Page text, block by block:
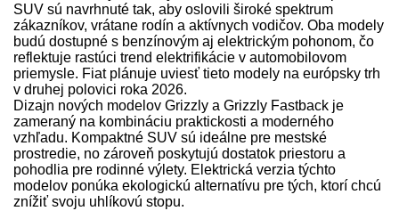
SUV sú navrhnuté tak, aby oslovili široké spektrum
zákazníkov, vrátane rodín a aktívnych vodičov. Oba modely
budú dostupné s benzínovým aj elektrickým pohonom, čo
reflektuje rastúci trend elektrifikácie v automobilovom
priemysle. Fiat plánuje uviesť tieto modely na európsky trh
v druhej polovici roka 2026.
Dizajn nových modelov Grizzly a Grizzly Fastback je
zameraný na kombináciu praktickosti a moderného
vzhľadu. Kompaktné SUV sú ideálne pre mestské
prostredie, no zároveň poskytujú dostatok priestoru a
pohodlia pre rodinné výlety. Elektrická verzia týchto
modelov ponúka ekologickú alternatívu pre tých, ktorí chcú
znížiť svoju uhlíkovú stopu.